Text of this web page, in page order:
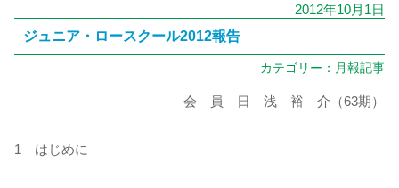
2012年10月1日
ジュニア・ロースクール2012報告
カテゴリー： 月報記事
会 員 日 浅 裕 介（63期）
1 はじめに